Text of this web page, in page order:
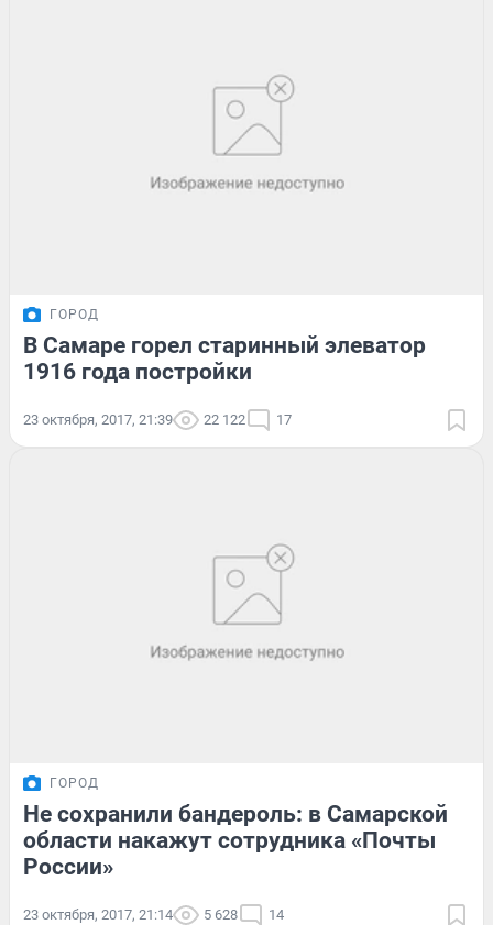
ГОРОД
В Самаре горел старинный элеватор
1916 года постройки
23 октября, 2017, 21:39 22 122 17
ГОРОД
Не сохранили бандероль: в Самарской
области накажут сотрудника «Почты
России»
23 октября, 2017, 21:14 5 628 14